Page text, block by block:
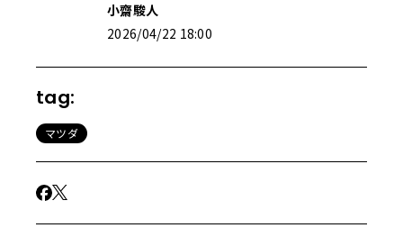
小齋駿人
2026/04/22 18:00
tag:
マツダ